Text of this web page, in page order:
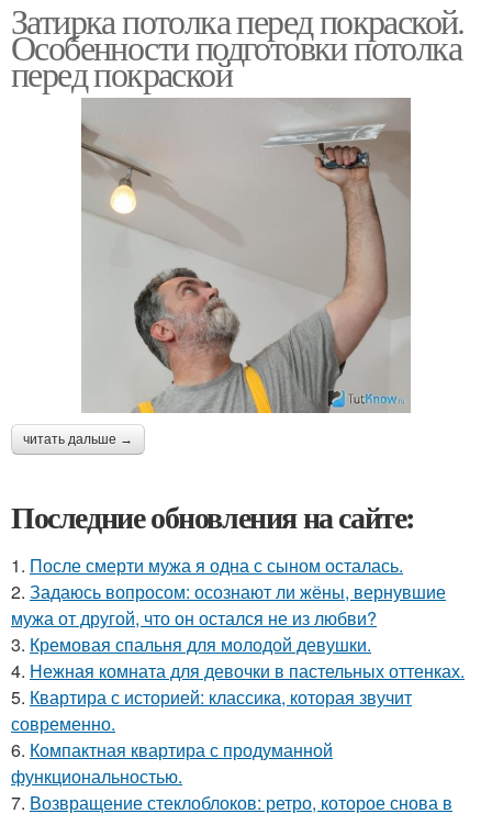
Затирка потолка перед покраской.
Особенности подготовки потолка
перед покраской
читать дальше →
Последние обновления на сайте:
1. После смерти мужа я одна с сыном осталась.
2. Задаюсь вопросом: осознают ли жёны, вернувшие
мужа от другой, что он остался не из любви?
3. Кремовая спальня для молодой девушки.
4. Нежная комната для девочки в пастельных оттенках.
5. Квартира с историей: классика, которая звучит
современно.
6. Компактная квартира с продуманной
функциональностью.
7. Возвращение стеклоблоков: ретро, которое снова в